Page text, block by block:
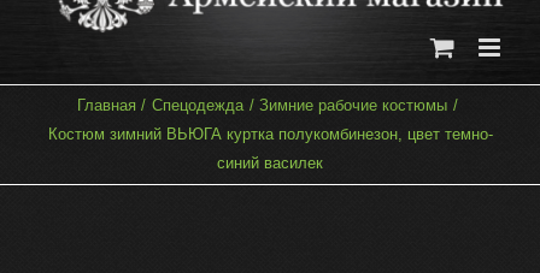
Главная Спецодежда
Зимние рабочие костюмы
Костюм зимний ВЬЮГА куртка полукомбинезон, цвет темно-
синий василек